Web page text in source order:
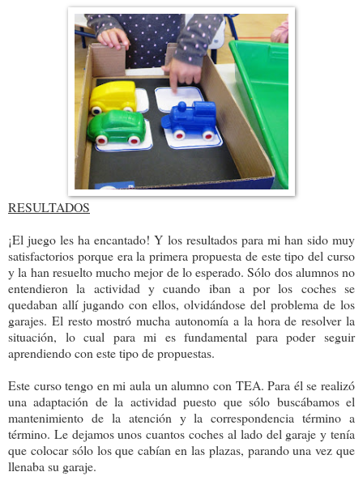
RESULTADOS
¡El juego les ha encantado! Y los resultados para mi han sido muy
satisfactorios porque era la primera propuesta de este tipo del curso
y la han resuelto mucho mejor de lo esperado. Sólo dos alumnos no
entendieron la actividad y cuando iban a por los coches se
quedaban allí jugando con ellos, olvidándose del problema de los
garajes. El resto mostró mucha autonomía a la hora de resolver la
situación, lo cual para mi es fundamental para poder seguir
aprendiendo con este tipo de propuestas.
Este curso tengo en mi aula un alumno con TEA. Para él se realizó
una adaptación de la actividad puesto que sólo buscábamos el
mantenimiento de la atención y la correspondencia término a
término. Le dejamos unos cuantos coches al lado del garaje y tenía
que colocar sólo los que cabían en las plazas, parando una vez que
llenaba su garaje.